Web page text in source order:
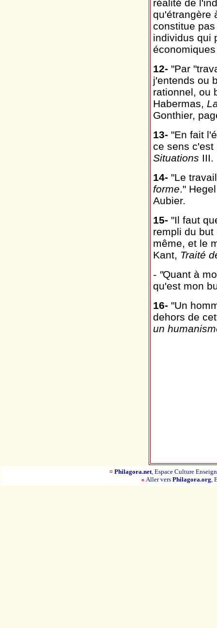
réalité de
qu'étrangère
constitue
individus qui
12-"Par
j'entends ou
rationnel, ou
Habermas,
Gonthier,
13-"En fait
ce sens c'est
Situations III.
14-"Le
forme."
Aubier.
15-"Il faut
rempli du
même, et le
Kant, Traité
- "Quant à
qu'est mon
16-"Un
dehors de
un
¤ Philagora.net, Espace Culture
¤ Aller vers Philagora.org,